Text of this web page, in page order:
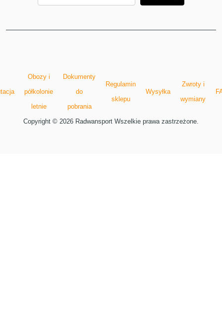
Obozy i
półkolonie
letnie
Dokumenty
do
pobrania
Regulamin
sklepu
Wysyłka
Zwroty i
wymiany
Copyright © 2026 Radwansport Wszelkie prawa zastrzeżone.